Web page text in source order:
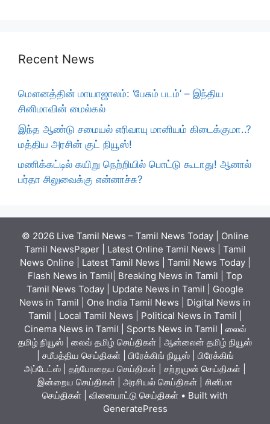
Recent News
மௌனத்தின் மாயாஜாலம்: ‘பேசும் படம்’ – இந்திய
சினிமாவின் மைல்கல்
இந்த ஆண்டு சமையல் எரிவாயு மானியம் கிடைக்குமா..?
மத்திய அரசின் குட் நியூஸ்!
மணிக்கட்டில் கயிறு நெற்றியில் பொட்டு கூடாது! ஆனால்
பர்தா சிலுவைக்கு என்னாச்சு?
© 2026 Live Tamil News – Tamil News Today | Online
Tamil NewsPaper | Latest Online Tamil News | Tamil
News Online | Latest Tamil News | Tamil News Today |
Flash News in Tamil| Breaking News in Tamil | Top
Tamil News Today | Update News in Tamil | Google
News in Tamil | One India Tamil News | Digital News in
Tamil | Local Tamil News | Political News in Tamil |
Cinema News in Tamil | Sports News in Tamil | லைவ்
தமிழ் நியூஸ் | லைவ் தமிழ் செய்திகள் | ஆன்லைன் தமிழ் நியூஸ்
| சமீபத்திய செய்திகள் | பிரேக்கிங் நியூஸ் | பிரேக்கிங்
அப்டேட்ஸ் | தற்போதைய செய்திகள் | சற்றுமுன் செய்திகள் |
இன்றைய செய்திகள் | அரசியல் செய்திகள் | சினிமா
செய்திகள் | விளையாட்டு செய்திகள் • Built with
GeneratePress